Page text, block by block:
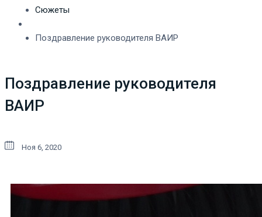
Сюжеты
Поздравление руководителя ВАИР
Поздравление руководителя
ВАИР
Ноя 6, 2020